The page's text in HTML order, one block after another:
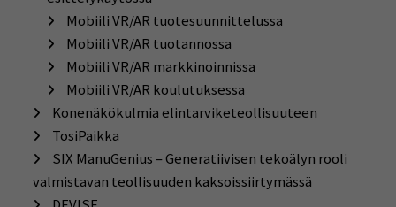
Mobiili VR/AR tuotesuunnittelussa
Mobiili VR/AR tuotannossa
Mobiili VR/AR markkinoinnissa
Mobiili VR/AR koulutuksessa
Konenäkökulmia elintarviketeollisuuteen
TosiPaikka
SIX ManuGenius – Generatiivisen tekoälyn rooli
valmistavan teollisuuden kaksoissiirtymässä